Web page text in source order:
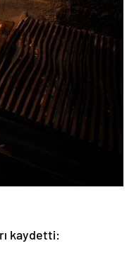
kaydetti: